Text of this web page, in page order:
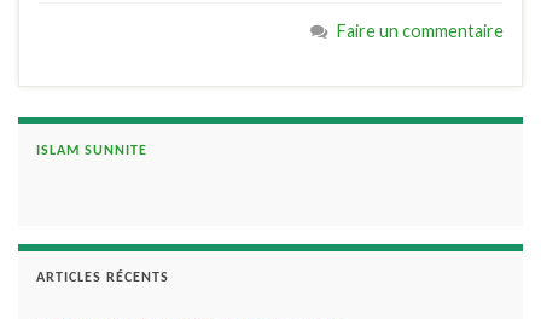
Faire un commentaire
ISLAM SUNNITE
ARTICLES RÉCENTS